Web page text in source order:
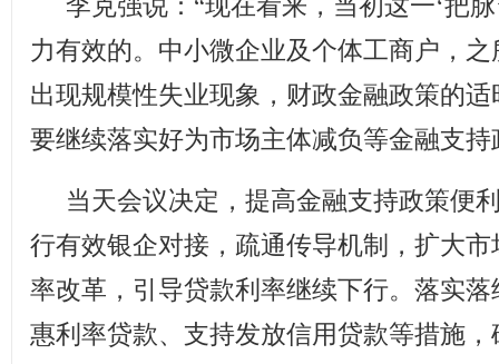
李克强说：“现在看来，当初这一‘把
力有效的。中小微企业及个体工商户，
出现规模性失业现象，财政金融政策的
要继续落实好为市场主体减负等金融支持
当天会议决定，提高金融支持政策便
行有效银企对接，疏通传导机制，扩大
率改革，引导贷款利率继续下行。落实
惠利率贷款、支持发放信用贷款等措施